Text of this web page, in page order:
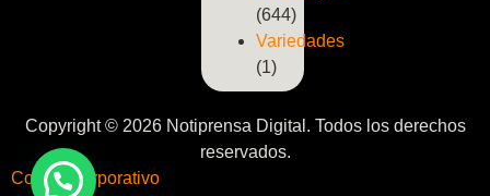
(644)
Variedades
(1)
Copyright © 2026 Notiprensa Digital. Todos los derechos
reservados.
Correo Corporativo